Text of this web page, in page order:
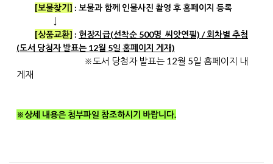
[보물찾기] : 보물과 함께 인물사진 촬영 후 홈페이지 등록
[상품교환] : 현장지급(선착순 500명_씨앗연필) / 회차별 추첨
(도서 당첨자 발표는 12월 5일 홈페이지 게재)
※도서 당첨자 발표는 12월 5일 홈페이지 내
게재
※상세 내용은 첨부파일 참조하시기 바랍니다.